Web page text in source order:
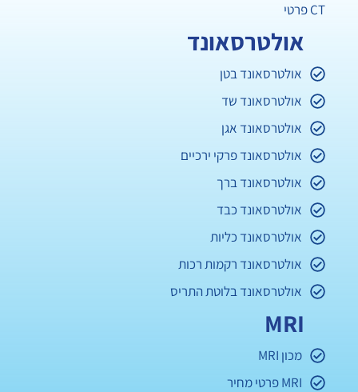
CT פרטי
אולטרסאונד
אולטרסאונד בטן
אולטרסאונד שד
אולטרסאונד אגן
אולטרסאונד פרקי ירכיים
אולטרסאונד ברך
אולטרסאונד כבד
אולטרסאונד כליות
אולטרסאונד רקמות רכות
אולטרסאונד בלוטת התריס
MRI
מכון MRI
MRI פרטי מחיר